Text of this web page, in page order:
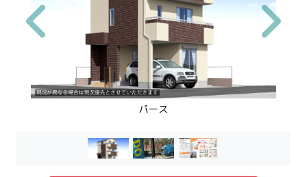
パース
Previous Next